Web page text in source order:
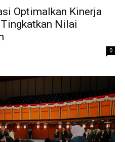
Optimalkan Kinerja
Nilai
0